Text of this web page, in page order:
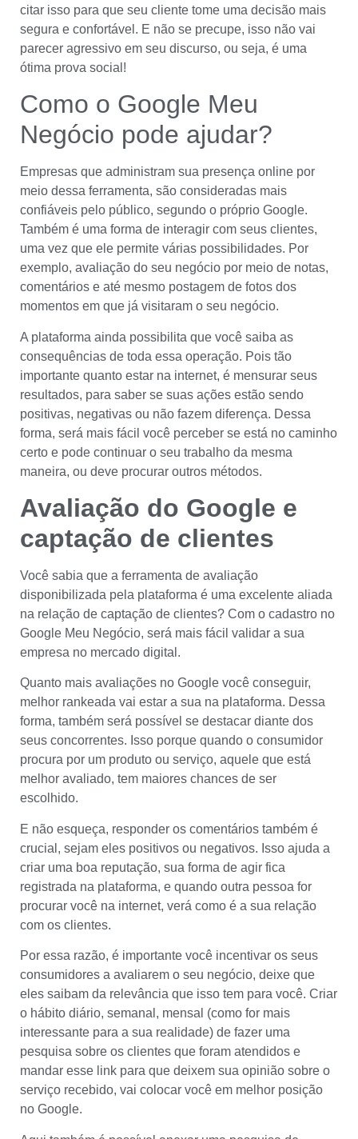
citar isso para que seu cliente tome uma decisão mais
segura e confortável. E não se precupe, isso não vai
parecer agressivo em seu discurso, ou seja, é uma
ótima prova social!
Como o Google Meu
Negócio pode ajudar?
Empresas que administram sua presença online por
meio dessa ferramenta, são consideradas mais
confiáveis pelo público, segundo o próprio Google.
Também é uma forma de interagir com seus clientes,
uma vez que ele permite várias possibilidades. Por
exemplo, avaliação do seu negócio por meio de notas,
comentários e até mesmo postagem de fotos dos
momentos em que já visitaram o seu negócio.
A plataforma ainda possibilita que você saiba as
consequências de toda essa operação. Pois tão
importante quanto estar na internet, é mensurar seus
resultados, para saber se suas ações estão sendo
positivas, negativas ou não fazem diferença. Dessa
forma, será mais fácil você perceber se está no caminho
certo e pode continuar o seu trabalho da mesma
maneira, ou deve procurar outros métodos.
Avaliação do Google e
captação de clientes
Você sabia que a ferramenta de avaliação
disponibilizada pela plataforma é uma excelente aliada
na relação de captação de clientes? Com o cadastro no
Google Meu Negócio, será mais fácil validar a sua
empresa no mercado digital.
Quanto mais avaliações no Google você conseguir,
melhor rankeada vai estar a sua na plataforma. Dessa
forma, também será possível se destacar diante dos
seus concorrentes. Isso porque quando o consumidor
procura por um produto ou serviço, aquele que está
melhor avaliado, tem maiores chances de ser
escolhido.
E não esqueça, responder os comentários também é
crucial, sejam eles positivos ou negativos. Isso ajuda a
criar uma boa reputação, sua forma de agir fica
registrada na plataforma, e quando outra pessoa for
procurar você na internet, verá como é a sua relação
com os clientes.
Por essa razão, é importante você incentivar os seus
consumidores a avaliarem o seu negócio, deixe que
eles saibam da relevância que isso tem para você. Criar
o hábito diário, semanal, mensal (como for mais
interessante para a sua realidade) de fazer uma
pesquisa sobre os clientes que foram atendidos e
mandar esse link para que deixem sua opinião sobre o
serviço recebido, vai colocar você em melhor posição
no Google.